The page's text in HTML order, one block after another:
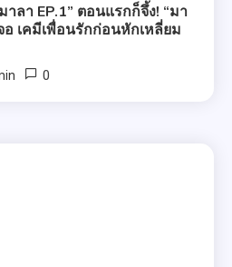
ลา EP.1” ตอนแรกก็จึ้ง! “มา
อ เคมีเพื่อนรักก่อนหักเหลี่ยม
0